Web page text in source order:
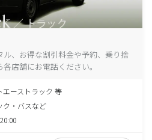
ル、お得な割引料金や予約、乗り捨
店舗にお電話ください。
エーストラック 等
ク・バスなど